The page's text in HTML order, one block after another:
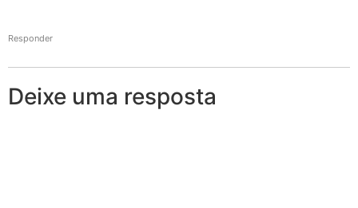
Responder
Deixe uma resposta